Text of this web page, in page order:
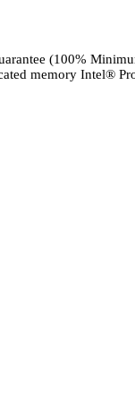
(100%
memory Intel®